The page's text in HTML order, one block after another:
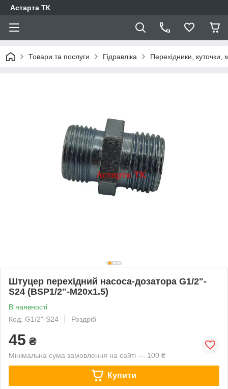
Астарта ТК
Товари та послуги Гідравліка Перехідники, куточки,
Штуцер перехідний насоса-дозатора G1/2"-
S24 (BSP1/2"-М20х1.5)
В наявності
Код: G1/2"-S24
Роздріб
45 ₴
Мінімальна сума замовлення на сайті — 100 ₴
Купити